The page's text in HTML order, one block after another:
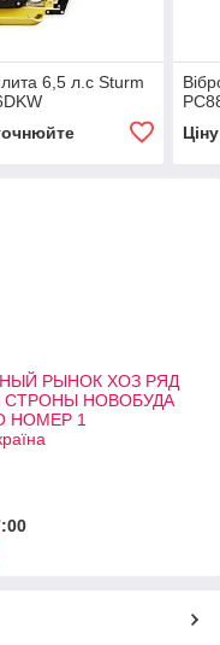
6,5 л.с Sturm
РЫНОК ХОЗ РЯД
НОВОБУДА
НОМЕР 1